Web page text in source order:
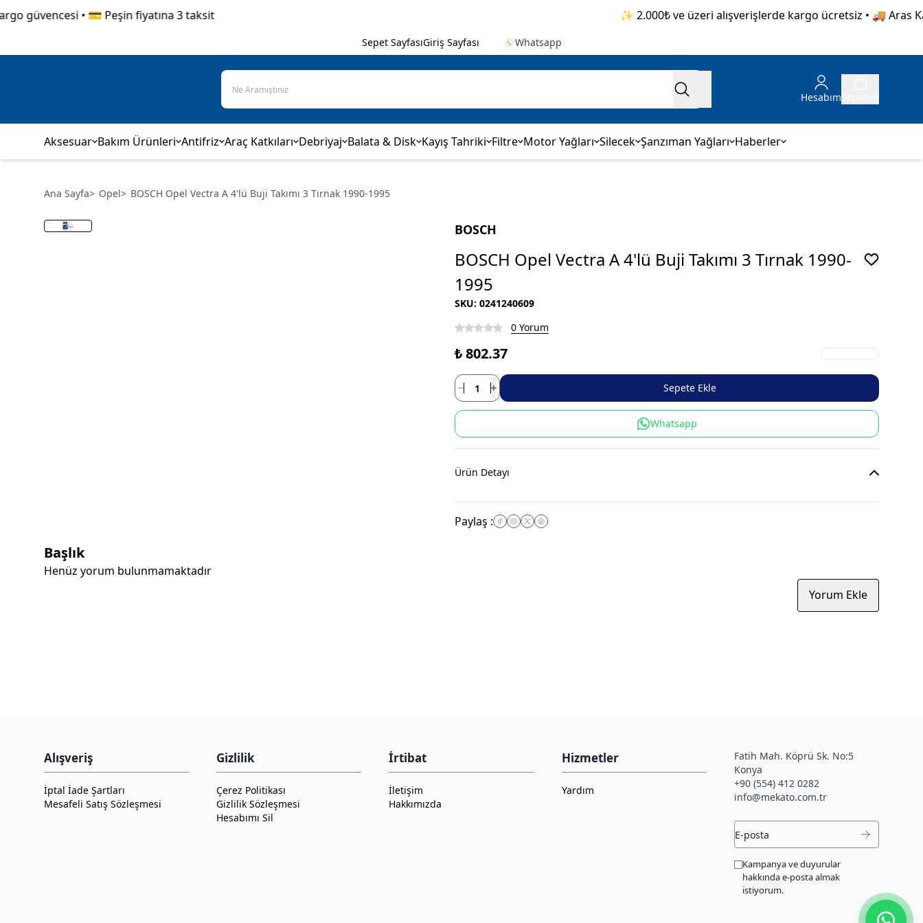
güvencesi • 💳 Peşin fiyatına 3 taksit ✨ 2.000₺ ve üzeri alışverişlerde kargo ücretsiz • 🚚 Aras
Sepet SayfasıGiriş Sayfası Whatsapp
Hesabım
Aksesuar Bakım Ürünleri Antifriz Araç Katkıları Debriyaj Balata & Disk Kayış Tahriki Filtre Motor Yağları Silecek Şanzıman Yağları Haberler
Ana Sayfa> Opel> BOSCH Opel Vectra A 4'lü Buji Takımı 3 Tırnak 1990-1995
BOSCH
BOSCH Opel Vectra A 4'lü Buji Takımı 3 Tırnak 1990-
1995
SKU: 0241240609
0 Yorum
₺ 802.37
Sepete Ekle
Whatsapp
Ürün Detayı
Paylaş :
Başlık
Henüz yorum bulunmamaktadır
Yorum Ekle
Alışveriş
İptal İade Şartları
Mesafeli Satış Sözleşmesi
Gizlilik
Çerez Politikası
Gizlilik Sözleşmesi
Hesabımı Sil
İrtibat
İletişim
Hakkımızda
Hizmetler
Yardım
Fatih Mah. Köprü Sk. No:5
Konya
+90 (554) 412 0282
info@mekato.com.tr
Kampanya ve duyurular
hakkında e-posta almak
istiyorum.